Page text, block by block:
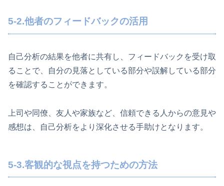
5-2.他者のフィードバックの活用
自己分析の結果を他者に共有し、フィードバックを受け取
ることで、自分の見落としている部分や誤解している部分
を確認することができます。
上司や同僚、友人や家族など、信頼できる人からの意見や
感想は、自己分析をより深化させる手助けとなります。
5-3.客観的な視点を持つための方法